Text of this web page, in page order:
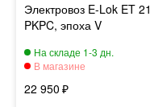
Электровоз E-Lok ET 21
PKPC, эпоха V
22 950